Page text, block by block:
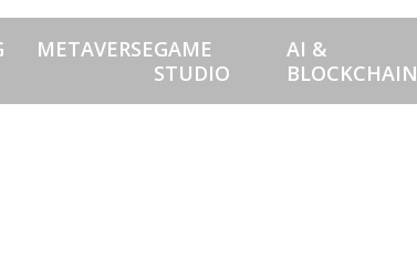
METAVERSEGAME
STUDIO
AI &
BLOCKCHAIN